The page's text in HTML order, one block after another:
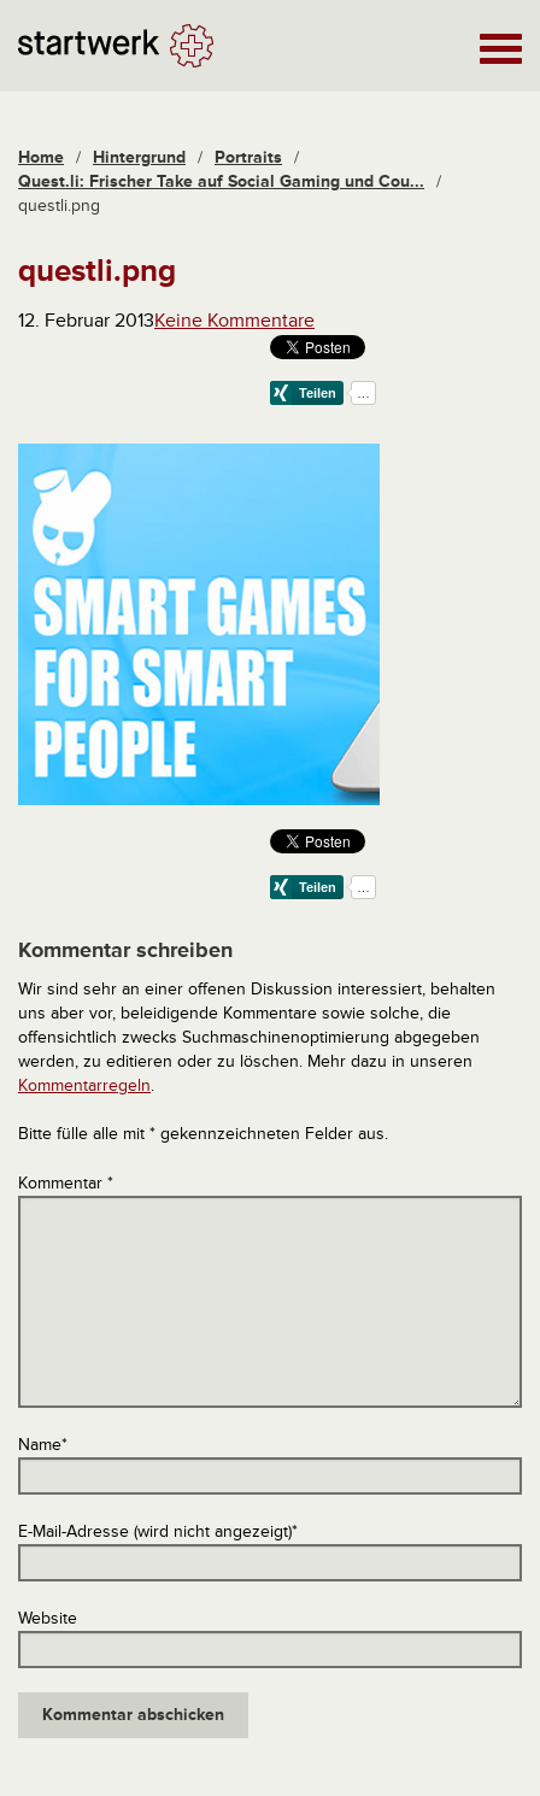
Home / Hintergrund / Portraits /
Quest.li: Frischer Take auf Social Gaming und Cou...
/
questli.png
questli.png
12. Februar 2013Keine Kommentare
Kommentar schreiben
Wir sind sehr an einer offenen Diskussion interessiert, behalten
uns aber vor, beleidigende Kommentare sowie solche, die
offensichtlich zwecks Suchmaschinenoptimierung abgegeben
werden, zu editieren oder zu löschen. Mehr dazu in unseren
Kommentarregeln.
Bitte fülle alle mit * gekennzeichneten Felder aus.
Kommentar *
Name*
E-Mail-Adresse (wird nicht angezeigt)*
Website